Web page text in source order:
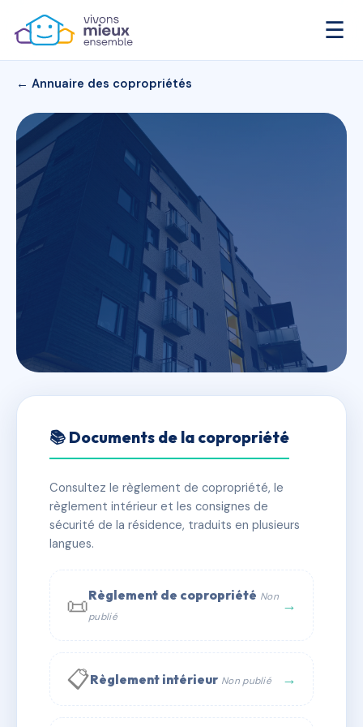
☰
← Annuaire des copropriétés
43 BIS QUAI VAUBAN
✓ Immatriculée 🏠 24 lots 🏗 1 bâtiment(s)
📞 Contacter Syndic Digital
📚 Documents de la copropriété
Consultez le règlement de copropriété, le
règlement intérieur et les consignes de
sécurité de la résidence, traduits en plusieurs
langues.
📜Règlement de copropriété Non
publié
→
📋Règlement intérieur Non publié →